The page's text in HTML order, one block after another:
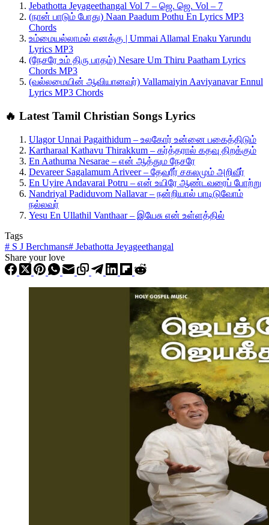
Jebathotta Jeyageethangal Vol 7 – ஜெ. ஜெ. Vol – 7
(நான் பாடும் போது) Naan Paadum Pothu En Lyrics MP3
Chords
உம்மையல்லாமல் எனக்கு | Ummai Allamal Enaku Yarundu
Lyrics MP3
(நேசரே உம் திரு பாதம்) Nesare Um Thiru Paatham Lyrics
Chords MP3
(வல்லமையின் ஆவியானவர்) Vallamaiyin Aaviyanavar Ennul
Lyrics MP3 Chords
🔥 Latest Tamil Christian Songs Lyrics
Ulagor Unnai Pagaithidum – உலகோர் உன்னை பகைத்திடும்
Kartharaal Kathavu Thirakkum – கர்த்தரால் கதவு திறக்கும்
En Aathuma Nesarae – என் ஆத்தும நேசரே
Devareer Sagalamum Ariveer – தேவரீர் சகலமும் அறிவீர்
En Uyire Andavarai Potru – என் உயிரே ஆண்டவரைப் போற்று
Nandriyal Padiduvom Nallavar – நன்றியால் பாடிடுவோம்
நல்லவர்
Yesu En Ullathil Vanthaar – இயேசு என் உள்ளத்தில்
Tags
# S J Berchmans# Jebathotta Jeyageethangal
Share your love